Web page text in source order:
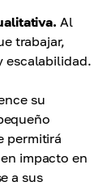
Al
trabajar,
escalabilidad.
su
permitirá
impacto en
a sus